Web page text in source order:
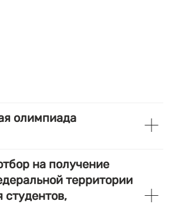
олимпиада
на получение
территории
студентов,